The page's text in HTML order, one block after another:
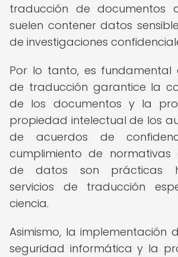
traducción de documentos
suelen contener datos
de investigaciones
Por lo tanto, es fundamental
de traducción garantice la
de los documentos y la
propiedad intelectual de los
de acuerdos de
cumplimiento de normativas
de datos son prácticas
servicios de traducción
ciencia.
Asimismo, la implementación
seguridad informática y la